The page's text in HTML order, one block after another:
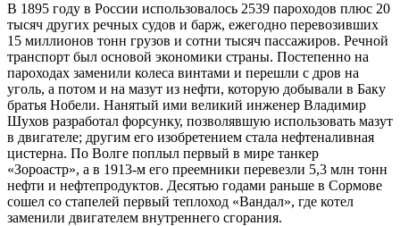
В 1895 году в России использовалось 2539 пароходов плюс 20
тысяч других речных судов и барж, ежегодно перевозивших
15 миллионов тонн грузов и сотни тысяч пассажиров. Речной
транспорт был основой экономики страны. Постепенно на
пароходах заменили колеса винтами и перешли с дров на
уголь, а потом и на мазут из нефти, которую добывали в Баку
братья Нобели. Нанятый ими великий инженер Владимир
Шухов разработал форсунку, позволявшую использовать мазут
в двигателе; другим его изобретением стала нефтеналивная
цистерна. По Волге поплыл первый в мире танкер
«Зороастр», а в 1913-м его преемники перевезли 5,3 млн тонн
нефти и нефтепродуктов. Десятью годами раньше в Сормове
сошел со стапелей первый теплоход «Вандал», где котел
заменили двигателем внутреннего сгорания.